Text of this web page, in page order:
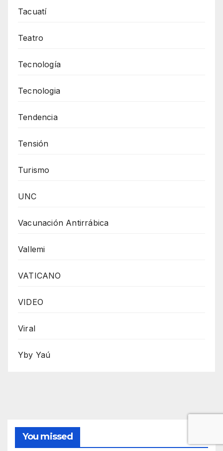
Tacuatí
Teatro
Tecnología
Tecnologia
Tendencia
Tensión
Turismo
UNC
Vacunación Antirrábica
Vallemi
VATICANO
VIDEO
Viral
Yby Yaú
You missed